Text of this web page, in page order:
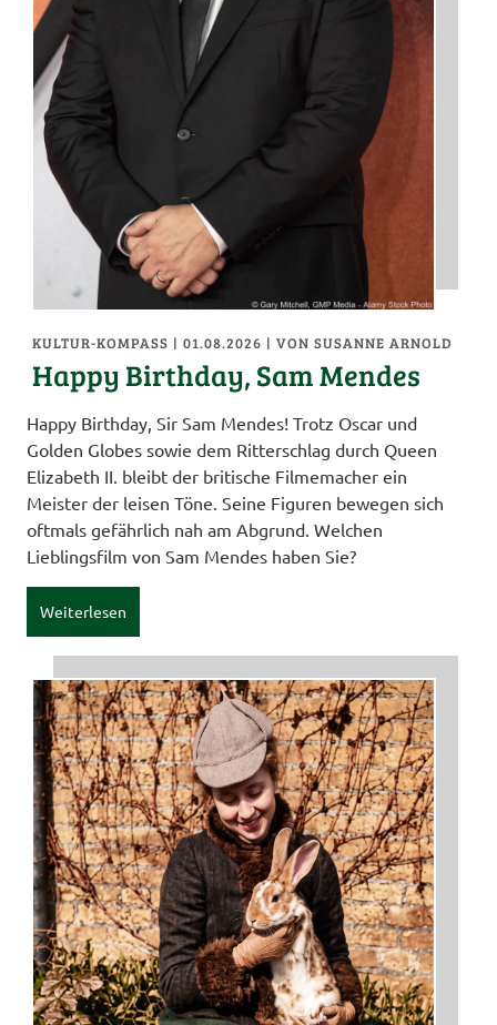
KULTUR-KOMPASS | 01.08.2026 | VON SUSANNE ARNOLD
Happy Birthday, Sam Mendes
Happy Birthday, Sir Sam Mendes! Trotz Oscar und
Golden Globes sowie dem Ritterschlag durch Queen
Elizabeth II. bleibt der britische Filmemacher ein
Meister der leisen Töne. Seine Figuren bewegen sich
oftmals gefährlich nah am Abgrund. Welchen
Lieblingsfilm von Sam Mendes haben Sie?
Weiterlesen